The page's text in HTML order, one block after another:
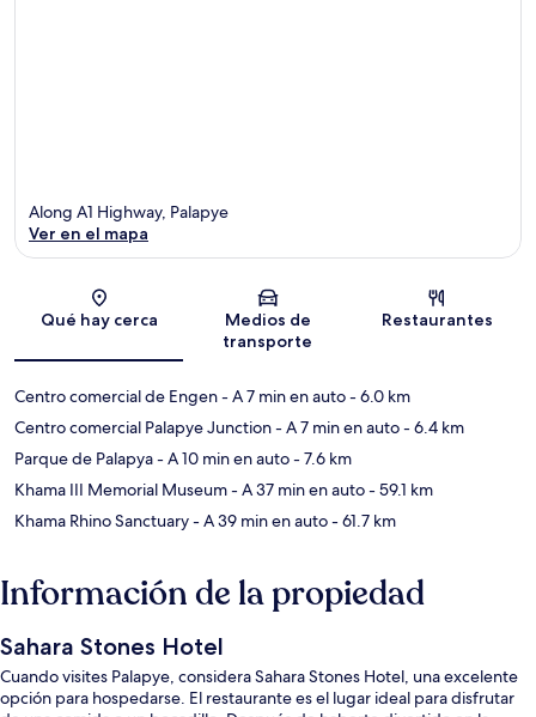
Sección del mapa
Along A1 Highway, Palapye
Ver en el mapa
Qué hay cerca
Medios de
transporte
Restaurantes
Centro comercial de Engen- A 7 min en auto- 6.0 km
Centro comercial Palapye Junction- A 7 min en auto- 6.4 km
Parque de Palapya- A 10 min en auto- 7.6 km
Khama III Memorial Museum- A 37 min en auto- 59.1 km
Khama Rhino Sanctuary- A 39 min en auto- 61.7 km
Información de la propiedad
Sahara Stones Hotel
Cuando visites Palapye, considera Sahara Stones Hotel, una excelente
opción para hospedarse. El restaurante es el lugar ideal para disfrutar